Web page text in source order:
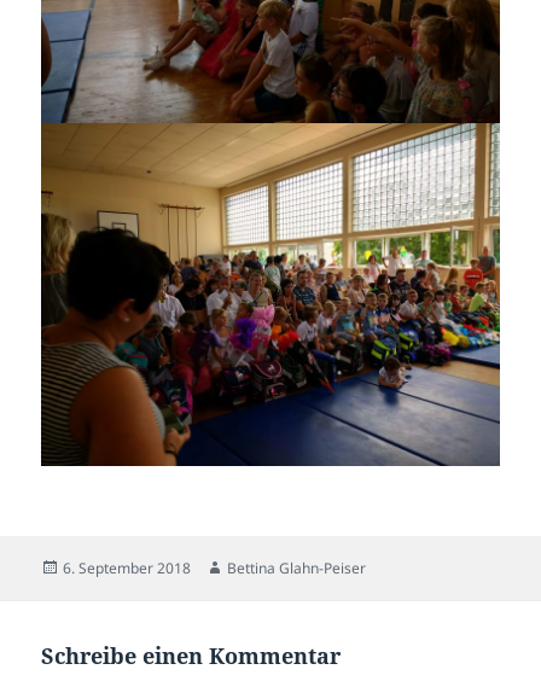
Veröffentlicht
6. September 2018 Autor
Bettina Glahn-Peiser
Schreibe einen Kommentar